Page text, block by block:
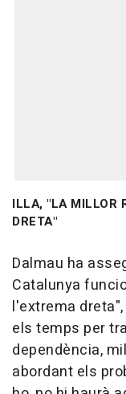
ILLA, "LA MILLOR
DRETA"
Dalmau ha
Catalunya
l'extrema
els temps per
dependència,
abordant els